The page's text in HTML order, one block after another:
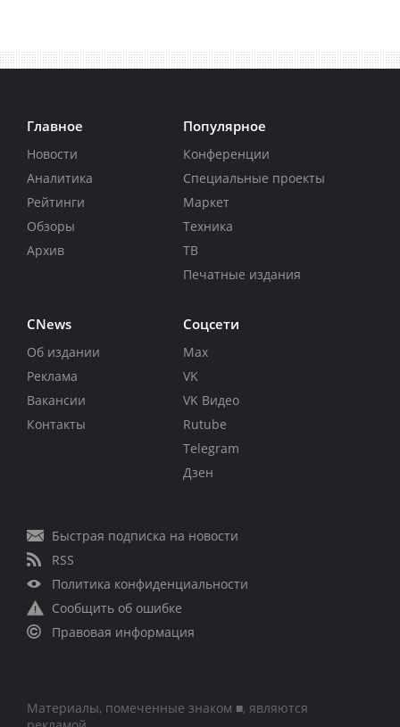
Главное
Новости
Аналитика
Рейтинги
Обзоры
Архив
Популярное
Конференции
Специальные проекты
Маркет
Техника
ТВ
Печатные издания
CNews
Об издании
Реклама
Вакансии
Контакты
Соцсети
Max
VK
VK Видео
Rutube
Telegram
Дзен
Быстрая подписка на новости
RSS
Политика конфиденциальности
Сообщить об ошибке
Правовая информация
Материалы, помеченные знаком ■, являются